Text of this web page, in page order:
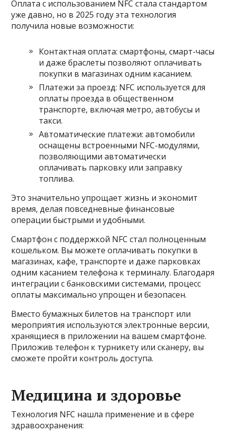
Оплата с использованием NFC стала стандартом
уже давно, но в 2025 году эта технология
получила новые возможности:
Контактная оплата: смартфоны, смарт-часы
и даже браслеты позволяют оплачивать
покупки в магазинах одним касанием.
Платежи за проезд: NFC используется для
оплаты проезда в общественном
транспорте, включая метро, автобусы и
такси.
Автоматические платежи: автомобили
оснащены встроенными NFC-модулями,
позволяющими автоматически
оплачивать парковку или заправку
топлива.
Это значительно упрощает жизнь и экономит
время, делая повседневные финансовые
операции быстрыми и удобными.
Смартфон с поддержкой NFC стал полноценным
кошельком. Вы можете оплачивать покупки в
магазинах, кафе, транспорте и даже парковках
одним касанием телефона к терминалу. Благодаря
интеграции с банковскими системами, процесс
оплаты максимально упрощен и безопасен.
Вместо бумажных билетов на транспорт или
мероприятия используются электронные версии,
хранящиеся в приложении на вашем смартфоне.
Приложив телефон к турникету или сканеру, вы
сможете пройти контроль доступа.
Медицина и здоровье
Технология NFC нашла применение и в сфере
здравоохранения: